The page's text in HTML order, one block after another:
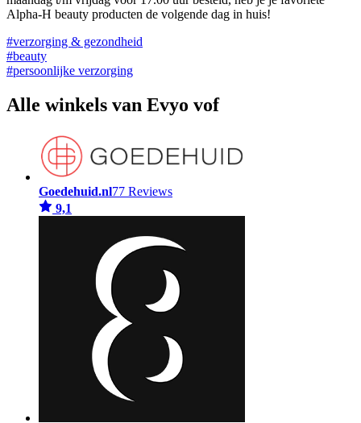
Alpha-H beauty producten de volgende dag in huis!
#verzorging & gezondheid
#beauty
#persoonlijke verzorging
Alle winkels van Evyo vof
Goedehuid.nl77 Reviews
9,1